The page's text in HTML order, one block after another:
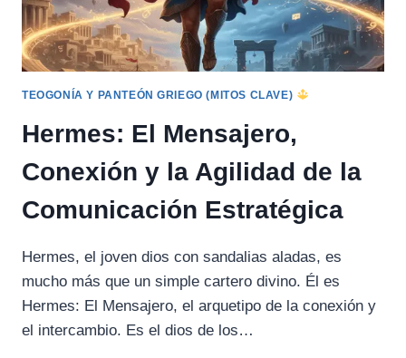
TEOGONÍA Y PANTEÓN GRIEGO (MITOS CLAVE)
Hermes: El Mensajero,
Conexión y la Agilidad de la
Comunicación Estratégica
Hermes, el joven dios con sandalias aladas, es
mucho más que un simple cartero divino. Él es
Hermes: El Mensajero, el arquetipo de la conexión y
el intercambio. Es el dios de los…